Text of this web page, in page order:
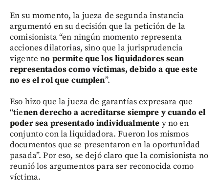
En su momento, la jueza de segunda instancia
argumentó en su decisión que la petición de la
comisionista “en ningún momento representa
acciones dilatorias, sino que la jurisprudencia
vigente no permite que los liquidadores sean
representados como víctimas, debido a que este
no es el rol que cumplen”.
Eso hizo que la jueza de garantías expresara que
“tienen derecho a acreditarse siempre y cuando el
poder sea presentado individualmente y no en
conjunto con la liquidadora. Fueron los mismos
documentos que se presentaron en la oportunidad
pasada”. Por eso, se dejó claro que la comisionista no
reunió los argumentos para ser reconocida como
víctima.